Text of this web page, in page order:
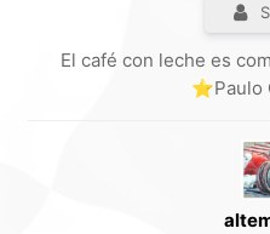
El café con leche es
⭐Paulo